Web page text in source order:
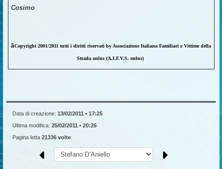
Cosimo
ãCopyright 2001/2011 tutti i diritti riservati by Associazione Italiana Familiari e Vittime della
Strada onlus (A.I.F.V.S. onlus)
Data di creazione: 13/02/2011 • 17:25
Ultima modifica: 25/02/2011 • 20:26
Pagina letta 21336 volte